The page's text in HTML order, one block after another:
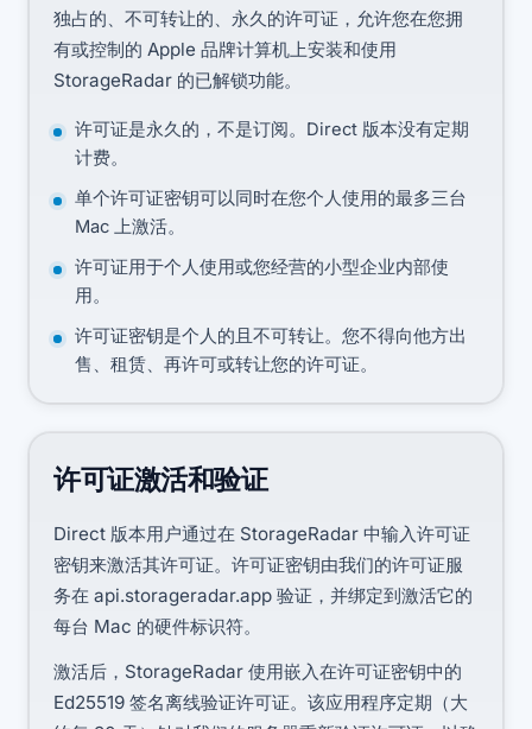
独占的、不可转让的、永久的许可证，允许您在您拥
有或控制的 Apple 品牌计算机上安装和使用
StorageRadar 的已解锁功能。
许可证是永久的，不是订阅。Direct 版本没有定期
计费。
单个许可证密钥可以同时在您个人使用的最多三台
Mac 上激活。
许可证用于个人使用或您经营的小型企业内部使
用。
许可证密钥是个人的且不可转让。您不得向他方出
售、租赁、再许可或转让您的许可证。
许可证激活和验证
Direct 版本用户通过在 StorageRadar 中输入许可证
密钥来激活其许可证。许可证密钥由我们的许可证服
务在 api.storageradar.app 验证，并绑定到激活它的
每台 Mac 的硬件标识符。
激活后，StorageRadar 使用嵌入在许可证密钥中的
Ed25519 签名离线验证许可证。该应用程序定期（大